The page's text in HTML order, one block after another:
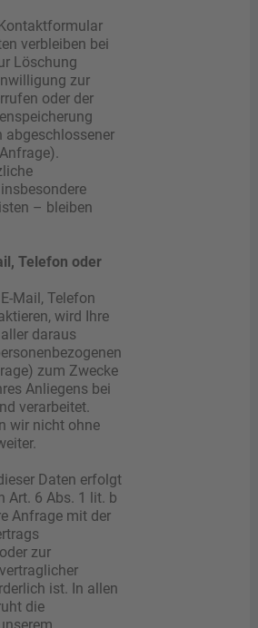
verbleiben bei
Löschung
zur
oder der
abgeschlossener
– bleiben
Telefon oder
Mail, Telefon
wird Ihre
daraus
zum Zwecke
Anliegens bei
verarbeitet.
wir nicht ohne
Daten erfolgt
Art. 6 Abs. 1 lit. b
Anfrage mit der
zur
ist. In allen
die